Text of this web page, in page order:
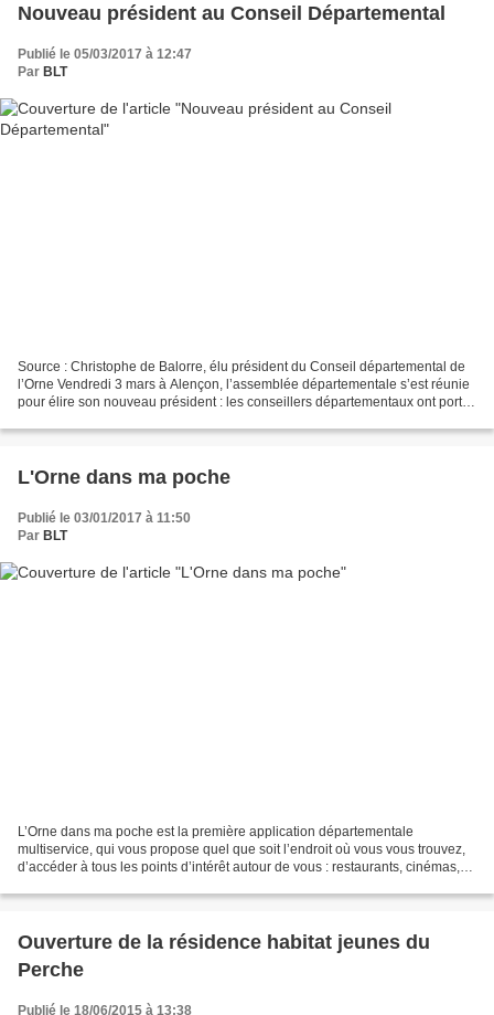
Nouveau président au Conseil Départemental
Publié le 05/03/2017 à 12:47
Par BLT
Source : Christophe de Balorre, élu président du Conseil départemental de
l’Orne Vendredi 3 mars à Alençon, l’assemblée départementale s’est réunie
pour élire son nouveau président : les conseillers départementaux ont porté
L'Orne dans ma poche
Publié le 03/01/2017 à 11:50
Par BLT
L’Orne dans ma poche est la première application départementale
multiservice, qui vous propose quel que soit l’endroit où vous vous trouvez,
d’accéder à tous les points d’intérêt autour de vous : restaurants, cinémas,
Ouverture de la résidence habitat jeunes du
Perche
Publié le 18/06/2015 à 13:38